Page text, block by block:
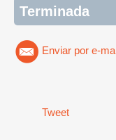
Terminada
Enviar por e-
Tweet